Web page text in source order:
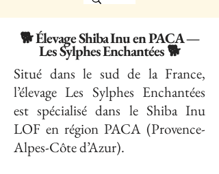
🐕 Élevage Shiba Inu en PACA —
Les Sylphes Enchantées 🐕
Situé dans le sud de la France,
l’élevage Les Sylphes Enchantées
est spécialisé dans le Shiba Inu
LOF en région PACA (Provence-
Alpes-Côte d’Azur).